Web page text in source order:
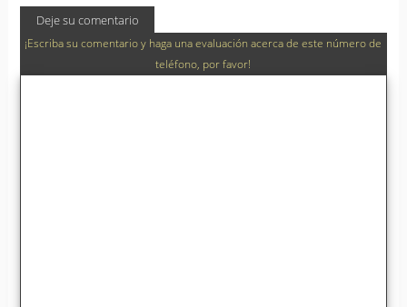
Deje su comentario
¡Escriba su comentario y haga una evaluación acerca de este número de
teléfono, por favor!